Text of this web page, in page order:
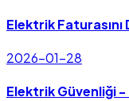
Elektrik
2026-01-28
Elektrik Güvenliği -